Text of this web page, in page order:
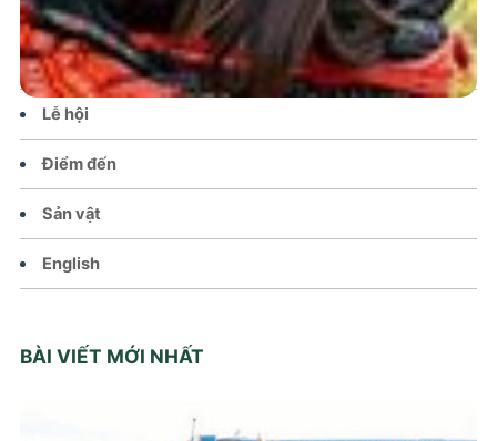
Chính sách
Văn hoá – Đời sống
Lễ hội
Điểm đến
Sản vật
English
BÀI VIẾT MỚI NHẤT